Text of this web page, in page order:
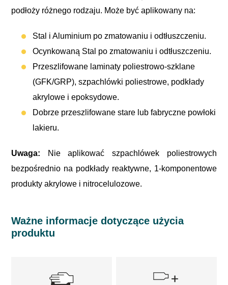
podłoży różnego rodzaju. Może być aplikowany na:
Stal i Aluminium po zmatowaniu i odtłuszczeniu.
Ocynkowaną Stal po zmatowaniu i odtłuszczeniu.
Przeszlifowane laminaty poliestrowo-szklane
(GFK/GRP), szpachlówki poliestrowe, podkłady
akrylowe i epoksydowe.
Dobrze przeszlifowane stare lub fabryczne powłoki
lakieru.
Uwaga:
Nie aplikować szpachlówek poliestrowych
bezpośrednio na podkłady reaktywne, 1-komponentowe
produkty akrylowe i nitrocelulozowe.
Ważne informacje dotyczące użycia
produktu